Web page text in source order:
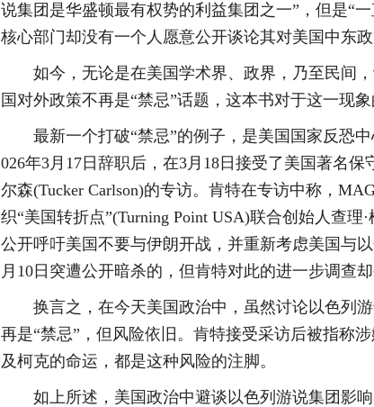
说集团是华盛顿最有权势的利益集团之一”，但是“
核心部门却没有一个人愿意公开谈论其对美国中东政
如今，无论是在美国学术界、政界，乃至民间
国对外政策不再是“禁忌”话题，这本书对于这一现
最新一个打破“禁忌”的例子，是美国国家反恐中
026年3月17日辞职后，在3月18日接受了美国著名保
尔森(Tucker Carlson)的专访。肯特在专访中称，
织“美国转折点”(Turning Point USA)联合创始人查理
公开呼吁美国不要与伊朗开战，并重新考虑美国与
月10日突遭公开暗杀的，但肯特对此的进一步调查却
换言之，在今天美国政治中，虽然讨论以色列
再是“禁忌”，但风险依旧。肯特接受采访后被指称
及柯克的命运，都是这种风险的注脚。
如上所述，美国政治中避谈以色列游说集团影